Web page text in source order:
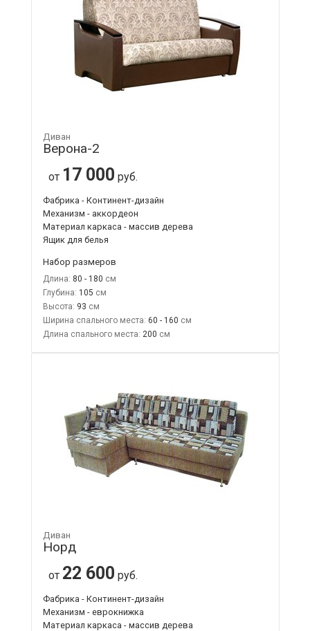
Диван
Верона-2
от 17 000 руб.
Фабрика - Континент-дизайн
Механизм - аккордеон
Материал каркаса - массив дерева
Ящик для белья
Набор размеров
Длина: 80 - 180
Глубина: 105
Высота: 93
Ширина спального места: 60 - 160
Длина спального места: 200
Диван
Норд
от 22 600 руб.
Фабрика - Континент-дизайн
Механизм - еврокнижка
Материал каркаса - массив дерева